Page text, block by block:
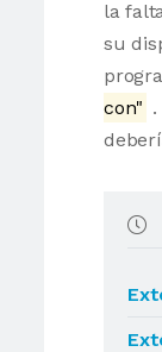
la
su
con"